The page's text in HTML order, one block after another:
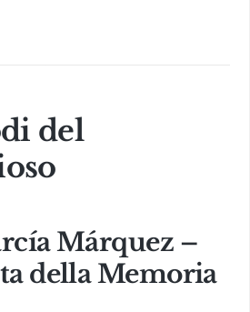
del
Márquez –
della Memoria